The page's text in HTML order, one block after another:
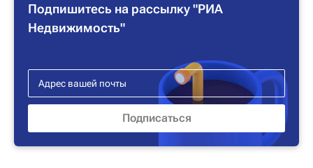
Подпишитесь на рассылку "РИА
Недвижимость"